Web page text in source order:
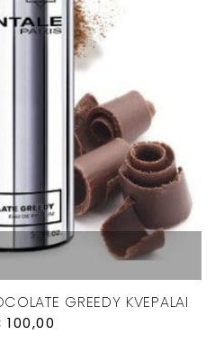
GREEDY KVEPALAI
100,00